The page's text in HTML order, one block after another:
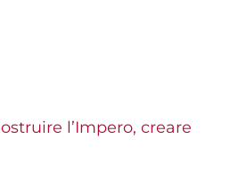
l’Impero, creare